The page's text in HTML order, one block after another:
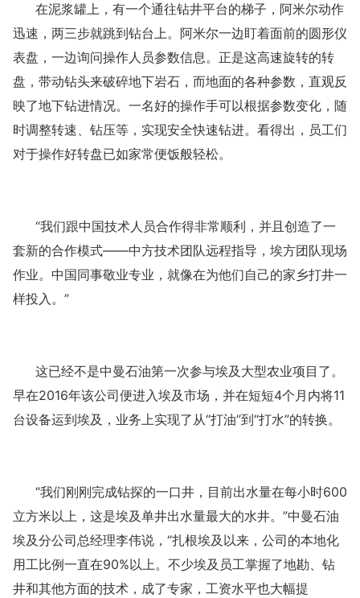
在泥浆罐上，有一个通往钻井平台的梯子，阿米尔动作
迅速，两三步就跳到钻台上。阿米尔一边盯着面前的圆形仪
表盘，一边询问操作人员参数信息。正是这高速旋转的转
盘，带动钻头来破碎地下岩石，而地面的各种参数，直观反
映了地下钻进情况。一名好的操作手可以根据参数变化，随
时调整转速、钻压等，实现安全快速钻进。看得出，员工们
对于操作好转盘已如家常便饭般轻松。
“我们跟中国技术人员合作得非常顺利，并且创造了一
套新的合作模式——中方技术团队远程指导，埃方团队现场
作业。中国同事敬业专业，就像在为他们自己的家乡打井一
样投入。”
这已经不是中曼石油第一次参与埃及大型农业项目了。
早在2016年该公司便进入埃及市场，并在短短4个月内将11
台设备运到埃及，业务上实现了从“打油”到“打水”的转换。
“我们刚刚完成钻探的一口井，目前出水量在每小时600
立方米以上，这是埃及单井出水量最大的水井。”中曼石油
埃及分公司总经理李伟说，“扎根埃及以来，公司的本地化
用工比例一直在90%以上。不少埃及员工掌握了地勘、钻
井和其他方面的技术，成了专家，工资水平也大幅提